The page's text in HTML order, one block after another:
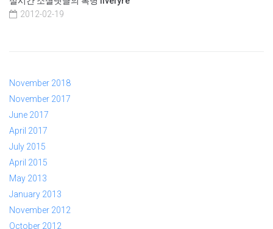
2012-02-19
November 2018
November 2017
June 2017
April 2017
July 2015
April 2015
May 2013
January 2013
November 2012
October 2012